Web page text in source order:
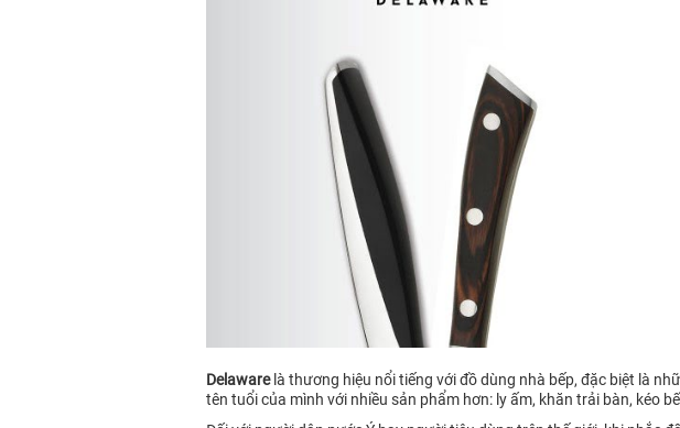
Delawarelà thương hiệu nổi tiếng với đồ dùng nhà bếp, đặc biệt là
tên tuổi của mình với nhiều sản phẩm hơn: ly ấm, khăn trải bàn, kéo